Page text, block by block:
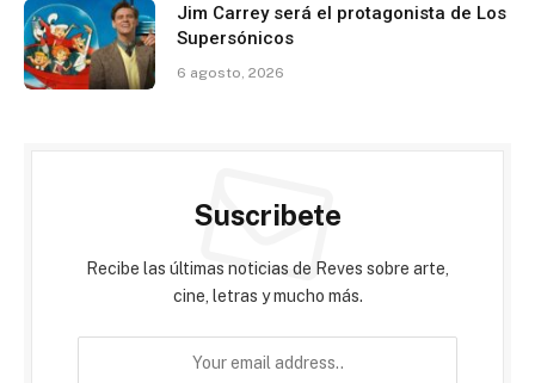
Jim Carrey será el protagonista de Los
Supersónicos
6 agosto, 2026
Suscribete
Recibe las últimas noticias de Reves sobre arte,
cine, letras y mucho más.